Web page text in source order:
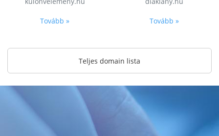
Tovább » Tovább »
Teljes domain lista